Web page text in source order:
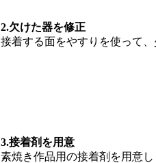
2.欠けた器を修正
接着する面をやすりを使って
3.接着剤を用意
素焼き作品用の接着剤を用意